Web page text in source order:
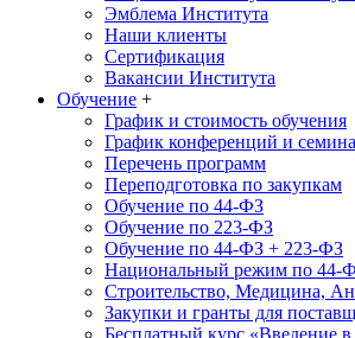
Эмблема Института
Наши клиенты
Сертификация
Вакансии Института
Обучение +
График и стоимость обучения
График конференций и
Перечень программ
Переподготовка по закупкам
Обучение по 44-ФЗ
Обучение по 223-ФЗ
Обучение по 44-ФЗ + 223-ФЗ
Национальный режим по 44-
Строительство, Медицина,
Закупки и гранты для
Бесплатный курс «Введение в